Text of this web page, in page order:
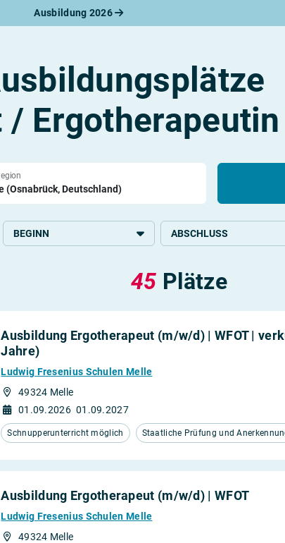
Ausbildung 2026
/
BEGINN ABSCHLUSS
45 Plätze
Ausbildung Ergotherapeut (m/w/d) | WFOT |
Jahre)
Ludwig Fresenius Schulen Melle
49324 Melle
01.09.2026 01.09.2027
Schnupperunterricht möglich Staatliche Prüfung und
Ausbildung Ergotherapeut (m/w/d) | WFOT
Ludwig Fresenius Schulen Melle
49324 Melle